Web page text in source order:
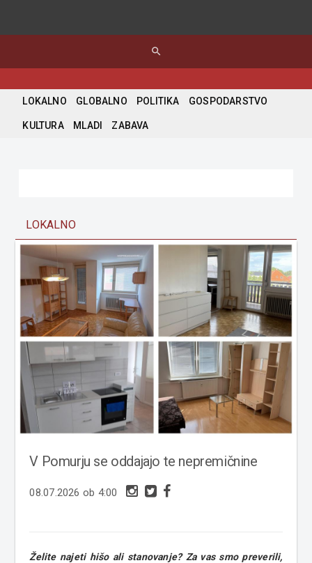
search
LOKALNO GLOBALNO POLITIKA GOSPODARSTVO
KULTURA MLADI ZABAVA
LOKALNO
V Pomurju se oddajajo te nepremičnine
08.07.2026 ob 4:00
Želite najeti hišo ali stanovanje? Za vas smo preverili,